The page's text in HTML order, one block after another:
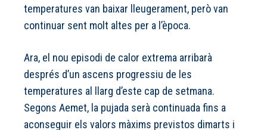
temperatures van baixar lleugerament, però van
continuar sent molt altes per a l’època.
Ara, el nou episodi de calor extrema arribarà
després d’un ascens progressiu de les
temperatures al llarg d’este cap de setmana.
Segons Aemet, la pujada serà continuada fins a
aconseguir els valors màxims previstos dimarts i